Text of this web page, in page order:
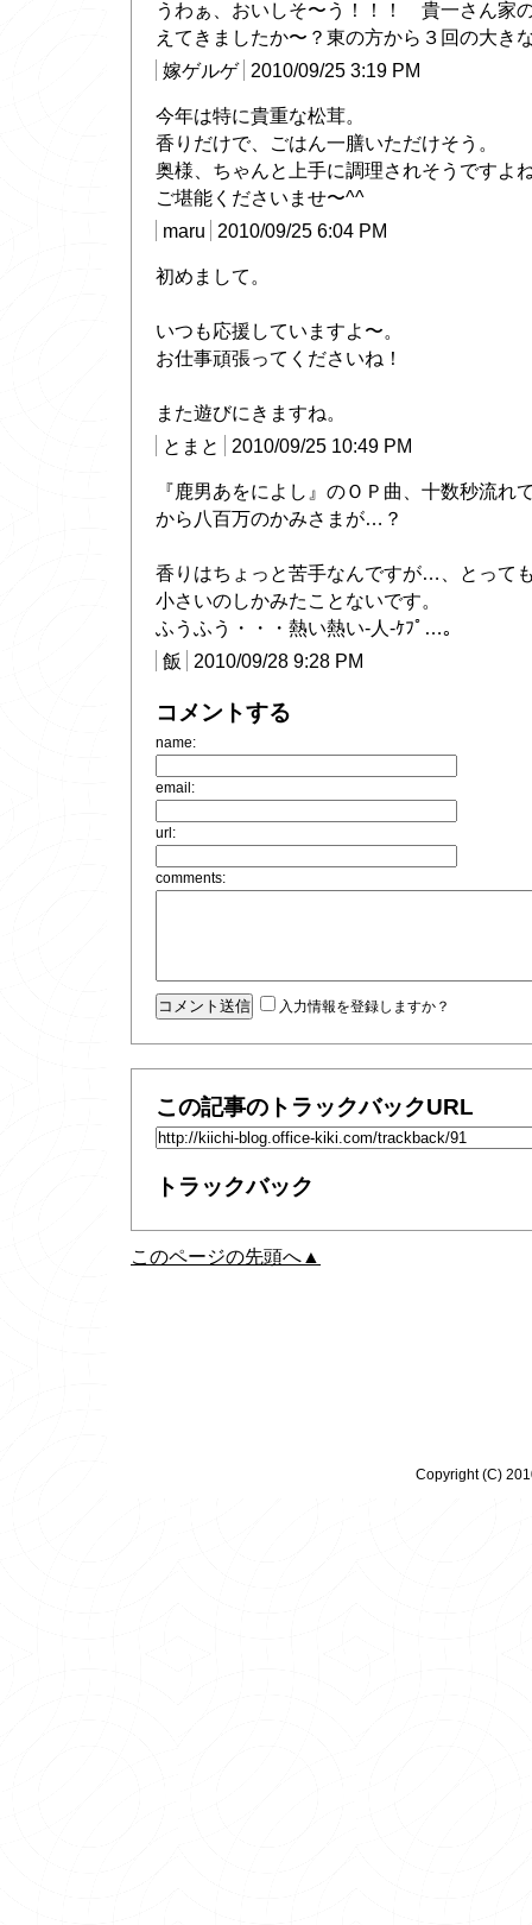
うわぁ、おいしそ〜う！！！ 貴一さん家
えてきましたか〜？東の方から３回の大き
嫁ゲルゲ
2010/09/25 3:19 PM
今年は特に貴重な松茸。
香りだけで、ごはん一膳いただけそう。
奥様、ちゃんと上手に調理されそうですよ
ご堪能くださいませ〜^^
maru
2010/09/25 6:04 PM
初めまして。
いつも応援していますよ〜。
お仕事頑張ってくださいね！
また遊びにきますね。
とまと
2010/09/25 10:49 PM
『鹿男あをによし』のＯＰ曲、十数秒流れ
から八百万のかみさまが…？
香りはちょっと苦手なんですが…、とって
小さいのしかみたことないです。
ふうふう・・・熱い熱い-人-ｹﾌﾟ…｡
飯
2010/09/28 9:28 PM
コメントする
name:
email:
url:
comments:
入力情報を登録しますか？
この記事のトラックバックURL
トラックバック
このページの先頭へ▲
Copyright (C)